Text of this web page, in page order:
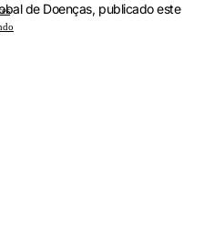
de Doenças, publicado este